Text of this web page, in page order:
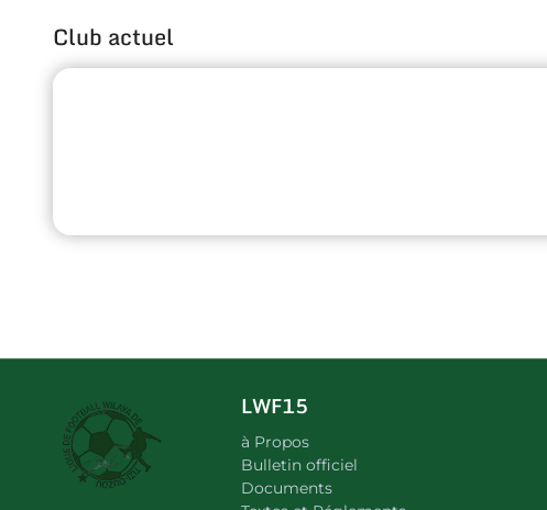
Club actuel
LWF15
à Propos
Bulletin officiel
Documents